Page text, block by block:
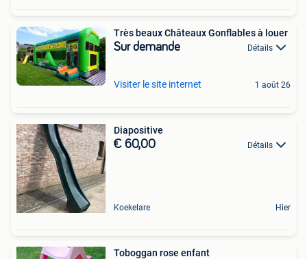
Très beaux Châteaux Gonflables à louer
Sur demande Détails
Visiter le site internet 1 août 26
Diapositive
€ 60,00 Détails
Koekelare Hier
Toboggan rose enfant